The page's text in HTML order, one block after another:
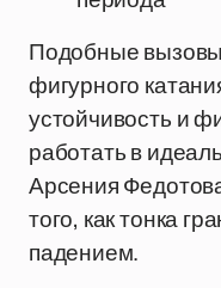
Подобные
фигурного
устойчивость и
работать в
Арсения
того, как тонка
падением.